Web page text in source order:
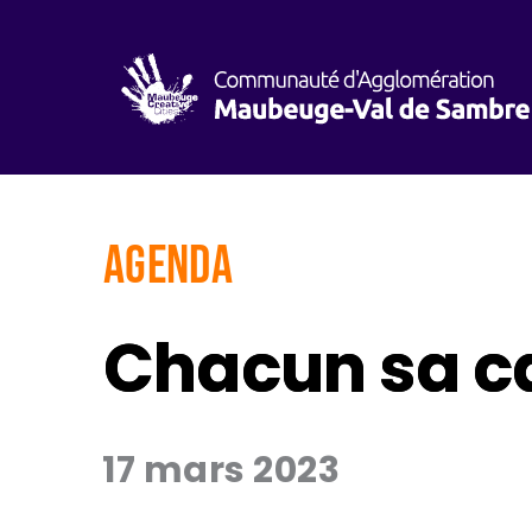
AGENDA
Chacun sa
17 mars 2023